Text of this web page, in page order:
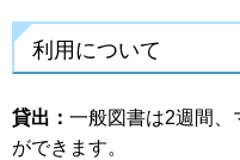
利用について
貸出： 一般図書は2週間、
ができます。